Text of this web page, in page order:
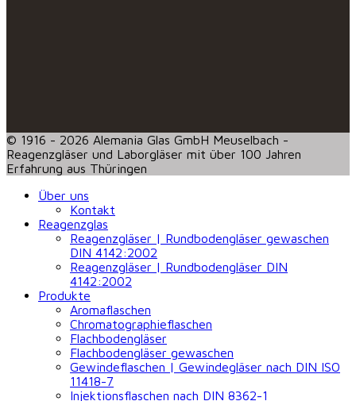
© 1916 - 2026 Alemania Glas GmbH Meuselbach -
Reagenzgläser und Laborgläser mit über 100 Jahren
Erfahrung aus Thüringen
Über uns
Kontakt
Reagenzglas
Reagenzgläser | Rundbodengläser gewaschen
DIN 4142:2002
Reagenzgläser | Rundbodengläser DIN
4142:2002
Produkte
Aromaflaschen
Chromatographieflaschen
Flachbodengläser
Flachbodengläser gewaschen
Gewindeflaschen | Gewindegläser nach DIN ISO
11418-7
Injektionsflaschen nach DIN 8362-1